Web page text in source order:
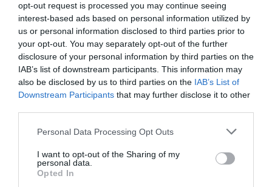
opt-out request is processed you may continue seeing
interest-based ads based on personal information utilized by
us or personal information disclosed to third parties prior to
your opt-out. You may separately opt-out of the further
disclosure of your personal information by third parties on the
IAB’s list of downstream participants. This information may
also be disclosed by us to third parties on the IAB’s List of
Downstream Participants that may further disclose it to other
Please note that this website/app uses one or more Google
not limited to your visit or usage behaviour. You may click to
grant or deny consent to Google and its third-party tags to
use your data for below specified purposes in below Google
Personal Data Processing Opt Outs
I want to opt-out of the Sharing of my
personal data.
Opted In